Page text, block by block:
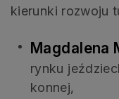
kierunki rozwoju
Magdalena
rynku
konnej,